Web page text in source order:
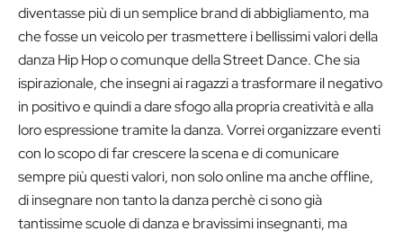
diventasse più di un semplice brand di abbigliamento, ma
che fosse un veicolo per trasmettere i bellissimi valori della
danza Hip Hop o comunque della Street Dance. Che sia
ispirazionale, che insegni ai ragazzi a trasformare il negativo
in positivo e quindi a dare sfogo alla propria creatività e alla
loro espressione tramite la danza. Vorrei organizzare eventi
con lo scopo di far crescere la scena e di comunicare
sempre più questi valori, non solo online ma anche offline,
di insegnare non tanto la danza perchè ci sono già
tantissime scuole di danza e bravissimi insegnanti, ma